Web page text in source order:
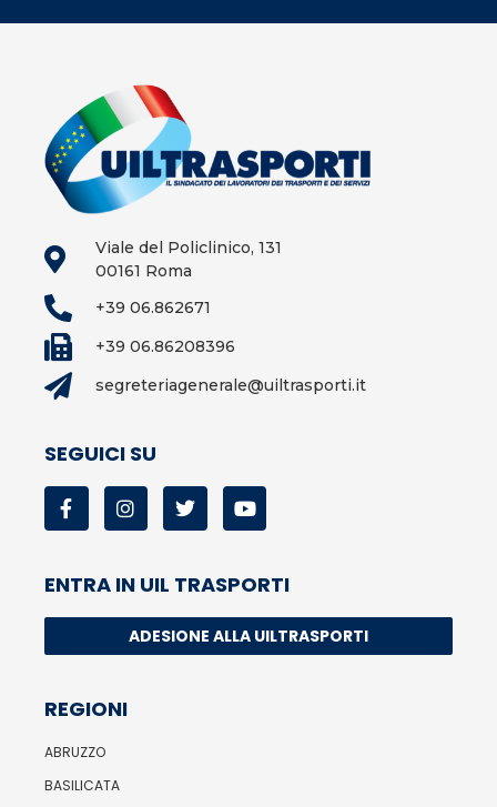
Viale del Policlinico, 131
00161 Roma
+39 06.862671
+39 06.86208396
segreteriagenerale@uiltrasporti.it
SEGUICI SU
ENTRA IN UIL TRASPORTI
ADESIONE ALLA UILTRASPORTI
REGIONI
ABRUZZO
BASILICATA